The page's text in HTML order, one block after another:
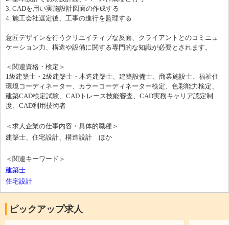
3. CADを用い実施設計図面の作成する
4. 施工会社選定後、工事の進行を監理する
意匠デザインを行うクリエイティブな反面、クライアントとのコミニュ
ケーション力、構造や設備に関する専門的な知識が必要とされます。
＜関連資格・検定＞
1級建築士・2級建築士・木造建築士、建築設備士、商業施設士、福祉住
環境コーディネーター、カラーコーディネーター検定、色彩能力検定、
建築CAD検定試験、CADトレース技能審査、CAD実務キャリア認定制
度、CAD利用技術者
＜求人企業の仕事内容・具体的職種＞
建築士、住宅設計、構造設計 ほか
＜関連キーワード＞
建築士
住宅設計
ピックアップ求人